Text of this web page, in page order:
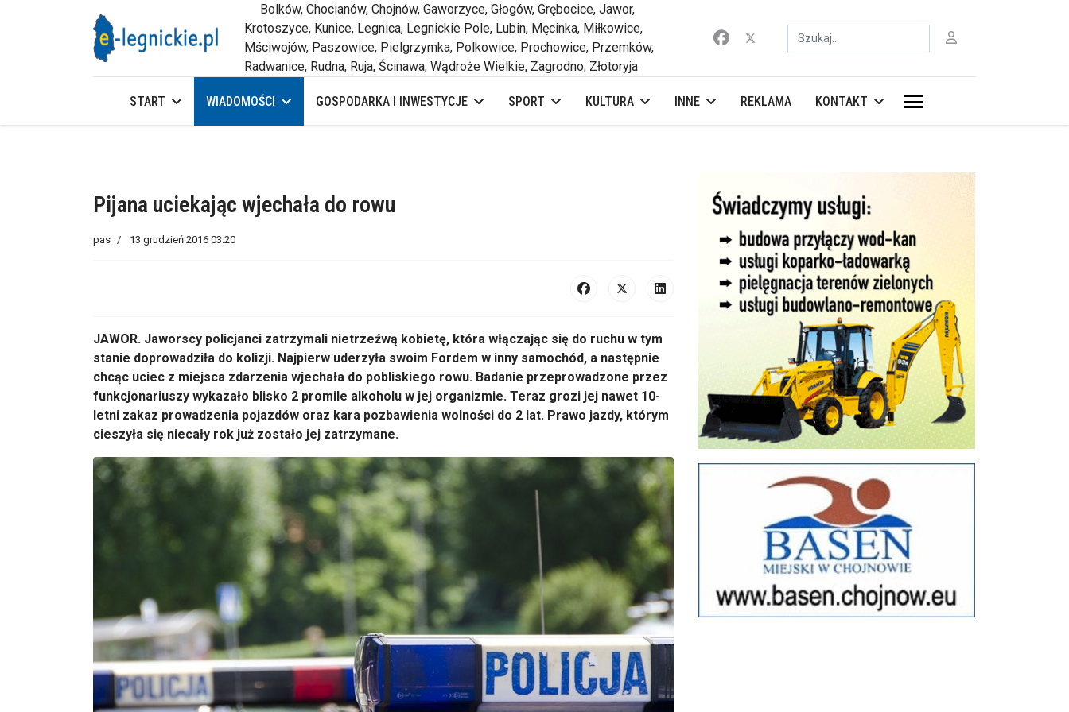
Bolków, Chocianów, Chojnów, Gaworzyce, Głogów, Grębocice, Jawor,
Krotoszyce, Kunice, Legnica, Legnickie Pole, Lubin, Męcinka, Miłkowice,
Mściwojów, Paszowice, Pielgrzymka, Polkowice, Prochowice, Przemków,
Radwanice, Rudna, Ruja, Ścinawa, Wądroże Wielkie, Zagrodno, Złotoryja
Szukaj
START WIADOMOŚCI GOSPODARKA I INWESTYCJE SPORT KULTURA INNE REKLAMA KONTAKT
Pijana uciekając wjechała do rowu
pas 13 grudzień 2016 03:20
JAWOR. Jaworscy policjanci zatrzymali nietrzeźwą kobietę, która włączając się do ruchu w tym
stanie doprowadziła do kolizji. Najpierw uderzyła swoim Fordem w inny samochód, a następnie
chcąc uciec z miejsca zdarzenia wjechała do pobliskiego rowu. Badanie przeprowadzone przez
funkcjonariuszy wykazało blisko 2 promile alkoholu w jej organizmie. Teraz grozi jej nawet 10-
letni zakaz prowadzenia pojazdów oraz kara pozbawienia wolności do 2 lat. Prawo jazdy, którym
cieszyła się niecały rok już zostało jej zatrzymane.